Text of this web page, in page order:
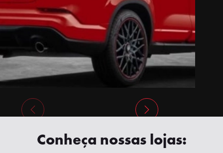
Conheça nossas lojas: